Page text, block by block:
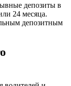
депозиты в
24 месяца.
депозитным